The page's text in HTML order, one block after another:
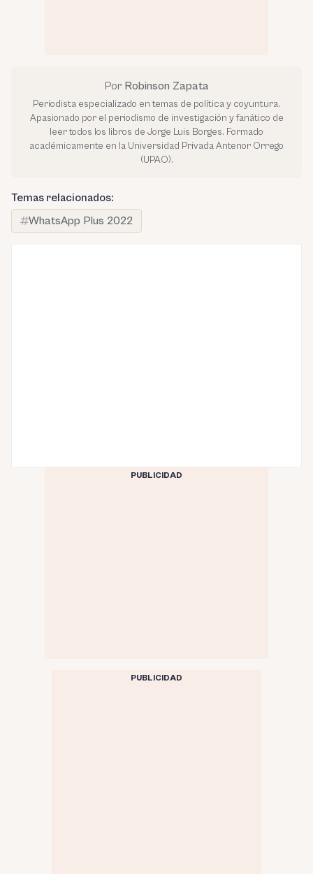
Por Robinson Zapata
Periodista especializado en temas de política y coyuntura.
Apasionado por el periodismo de investigación y fanático de
leer todos los libros de Jorge Luis Borges. Formado
académicamente en la Universidad Privada Antenor Orrego
(UPAO).
Temas relacionados:
WhatsApp Plus 2022
PUBLICIDAD
PUBLICIDAD